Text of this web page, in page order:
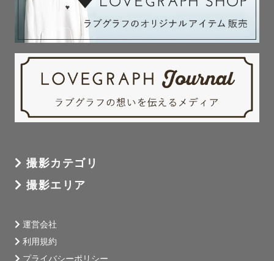
撮影カテゴリ
撮影エリア
運営会社
利用規約
プライバシーポリシー